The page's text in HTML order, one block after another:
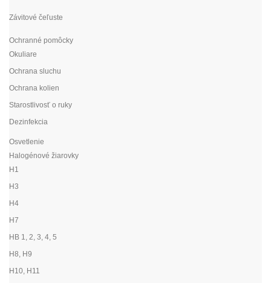
Závitové čeľuste
Ochranné pomôcky
Okuliare
Ochrana sluchu
Ochrana kolien
Starostlivosť o ruky
Dezinfekcia
Osvetlenie
Halogénové žiarovky
H1
H3
H4
H7
HB 1, 2, 3, 4, 5
H8, H9
H10, H11